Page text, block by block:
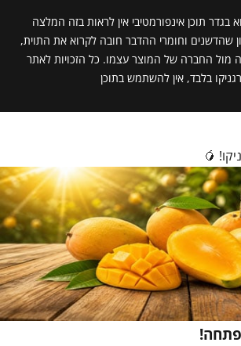
בגדר תוכן אינפורמטיבי אין לראות בזה המלצה
שהדשנים וחומרי ההדבר חובה לקרוא את התוית,
מול החברה של המוצר עצמו. כל הזכויות לאתר
בלבד, אין להשתמש בתוכן
🥭